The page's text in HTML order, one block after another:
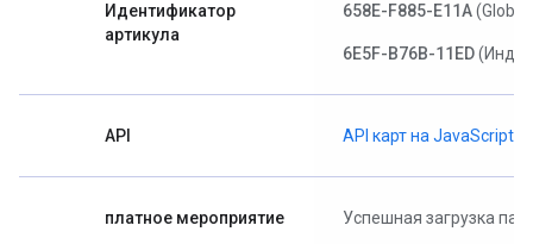
Идентификатор
артикула
658E-F885-E11A(Global)
6E5F-B76B-11ED
API API карт на JavaScript
платное мероприятие Успешная загрузка